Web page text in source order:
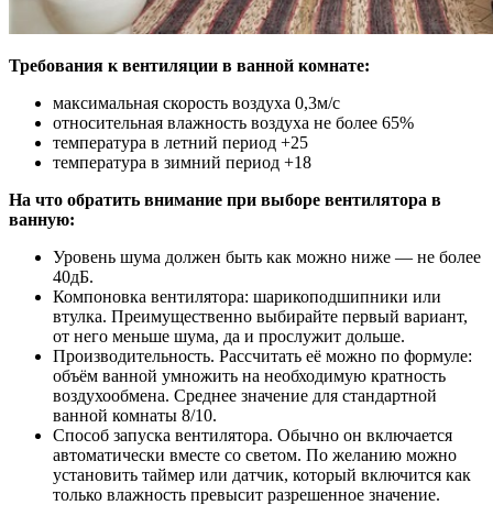
Требования к вентиляции в ванной комнате:
максимальная скорость воздуха 0,3м/с
относительная влажность воздуха не более 65%
температура в летний период +25
температура в зимний период +18
На что обратить внимание при выборе вентилятора в
ванную:
Уровень шума должен быть как можно ниже — не более
40дБ.
Компоновка вентилятора: шарикоподшипники или
втулка. Преимущественно выбирайте первый вариант,
от него меньше шума, да и прослужит дольше.
Производительность. Рассчитать её можно по формуле:
объём ванной умножить на необходимую кратность
воздухообмена. Среднее значение для стандартной
ванной комнаты 8/10.
Способ запуска вентилятора. Обычно он включается
автоматически вместе со светом. По желанию можно
установить таймер или датчик, который включится как
только влажность превысит разрешенное значение.